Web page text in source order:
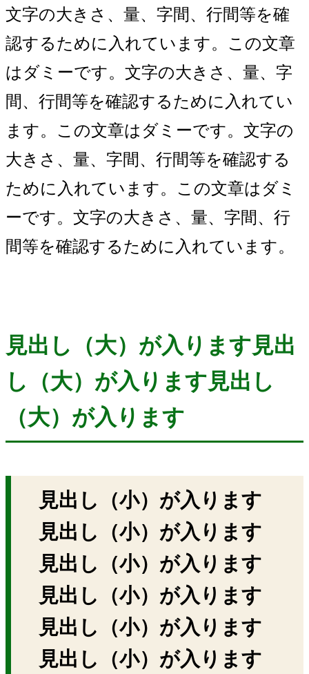
文字の大きさ、量、字間、行間等を確
認するために入れています。この文章
はダミーです。文字の大きさ、量、字
間、行間等を確認するために入れてい
ます。この文章はダミーです。文字の
大きさ、量、字間、行間等を確認する
ために入れています。この文章はダミ
ーです。文字の大きさ、量、字間、行
間等を確認するために入れています。
見出し（大）が入ります見出
し（大）が入ります見出し
（大）が入ります
見出し（小）が入ります
見出し（小）が入ります
見出し（小）が入ります
見出し（小）が入ります
見出し（小）が入ります
見出し（小）が入ります